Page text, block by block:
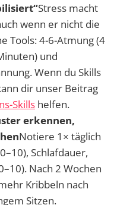
Stress macht
wenn er nicht die
Tools: 4-6-Atmung (4
und
Wenn du Skills
dir unser Beitrag
Skills helfen.
erkennen,
Notiere 1× täglich
Schlafdauer,
Nach 2 Wochen
Kribbeln nach
Sitzen.